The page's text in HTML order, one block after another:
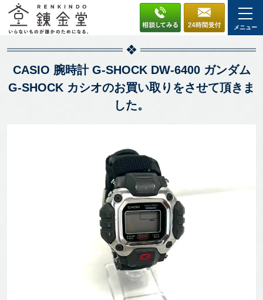
メニュー
CASIO 腕時計 G-SHOCK DW-6400 ガンダム
G-SHOCK カシオのお買い取りをさせて頂きま
した。